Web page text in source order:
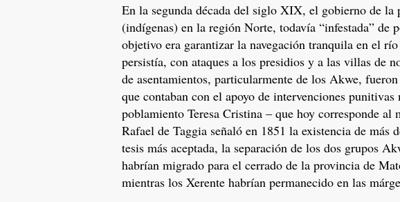
En la segunda década del siglo XIX, el gobierno de
(indígenas) en la región Norte, todavía “infestada” de
objetivo era garantizar la navegación tranquila en el
persistía, con ataques a los presidios y a las villas de
de asentamientos, particularmente de los Akwe,
que contaban con el apoyo de intervenciones
poblamiento Teresa Cristina – que hoy corresponde
Rafael de Taggia señaló en 1851 la existencia de más
tesis más aceptada, la separación de los dos grupos
habrían migrado para el cerrado de la provincia de
mientras los Xerente habrían permanecido en las